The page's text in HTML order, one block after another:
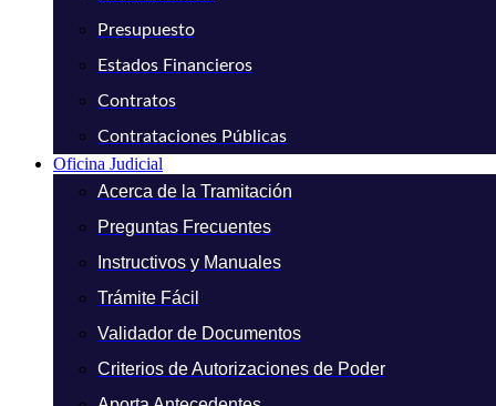
Presupuesto
Estados Financieros
Contratos
Contrataciones Públicas
Oficina Judicial
Acerca de la Tramitación
Preguntas Frecuentes
Instructivos y Manuales
Trámite Fácil
Validador de Documentos
Criterios de Autorizaciones de Poder